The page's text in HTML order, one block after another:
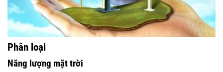
Phân loại
Năng lượng mặt trời